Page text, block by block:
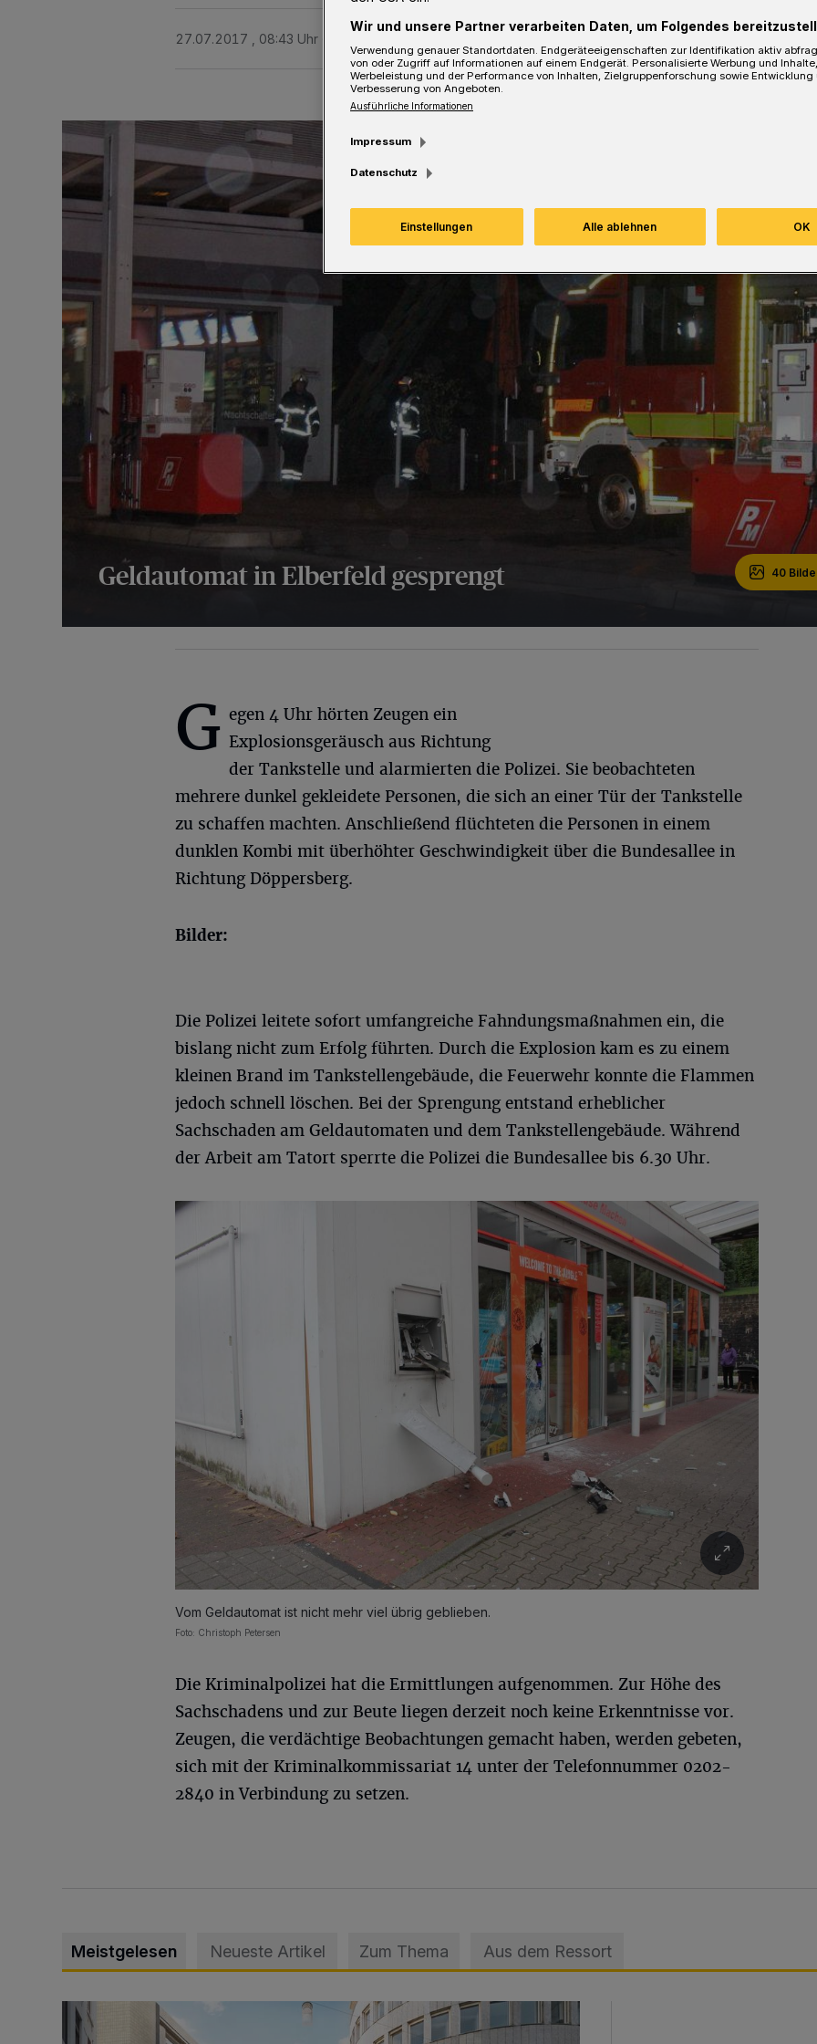
27.07.2017 , 08:43 Uhr
Geldautomat in Elberfeld gesprengt 40
G egen 4 Uhr hörten Zeugen ein
Explosionsgeräusch aus Richtung
der Tankstelle und alarmierten die Polizei. Sie beobachteten
mehrere dunkel gekleidete Personen, die sich an einer Tür der Tankstelle
zu schaffen machten. Anschließend flüchteten die Personen in einem
dunklen Kombi mit überhöhter Geschwindigkeit über die Bundesallee in
Richtung Döppersberg.
Bilder:
Die Polizei leitete sofort umfangreiche Fahndungsmaßnahmen ein, die
bislang nicht zum Erfolg führten. Durch die Explosion kam es zu einem
kleinen Brand im Tankstellengebäude, die Feuerwehr konnte die Flammen
jedoch schnell löschen. Bei der Sprengung entstand erheblicher
Sachschaden am Geldautomaten und dem Tankstellengebäude. Während
der Arbeit am Tatort sperrte die Polizei die Bundesallee bis 6.30 Uhr.
Vom Geldautomat ist nicht mehr viel übrig geblieben.
Foto: Christoph Petersen
Die Kriminalpolizei hat die Ermittlungen aufgenommen. Zur Höhe des
Sachschadens und zur Beute liegen derzeit noch keine Erkenntnisse vor.
Zeugen, die verdächtige Beobachtungen gemacht haben, werden gebeten,
sich mit der Kriminalkommissariat 14 unter der Telefonnummer 0202-
2840 in Verbindung zu setzen.
Meistgelesen Neueste Artikel Zum Thema Aus dem Ressort
Ein neuer Brunnen für die Alte Freiheit
Wir und unsere Partner verarbeiten Daten, um Folgendes
Verwendung genauer Standortdaten. Endgeräteeigenschaften zur Identifikation aktiv
von oder Zugriff auf Informationen auf einem Endgerät. Personalisierte Werbung und
Werbeleistung und der Performance von Inhalten, Zielgruppenforschung sowie Entwicklung
Verbesserung von Angeboten.
Ausführliche Informationen
Impressum
Datenschutz
Einstellungen Alle ablehnen OK